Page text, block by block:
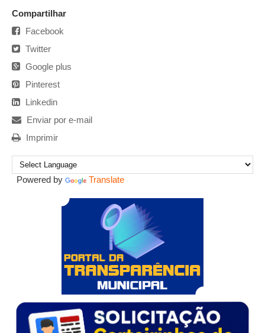
Compartilhar
Facebook
Twitter
Google plus
Pinterest
Linkedin
Enviar por e-mail
Imprimir
Powered by Translate